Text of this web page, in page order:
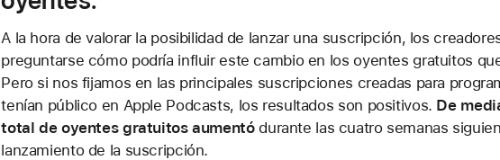
A la hora de valorar la posibilidad de lanzar una suscripción, los
preguntarse cómo podría influir este cambio en los oyentes gratuitos
Pero si nos fijamos en las principales suscripciones creadas para
tenían público en Apple Podcasts, los resultados son positivos. De
total de oyentes gratuitos aumentódurante las cuatro semanas
lanzamiento de la suscripción.